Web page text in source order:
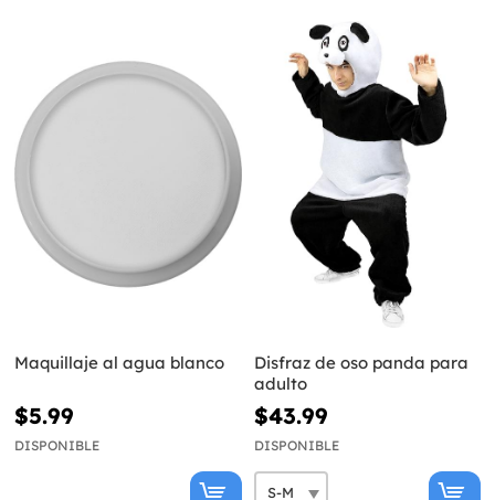
Maquillaje al agua blanco
$5.99
DISPONIBLE
Disfraz de oso panda para
adulto
$43.99
DISPONIBLE